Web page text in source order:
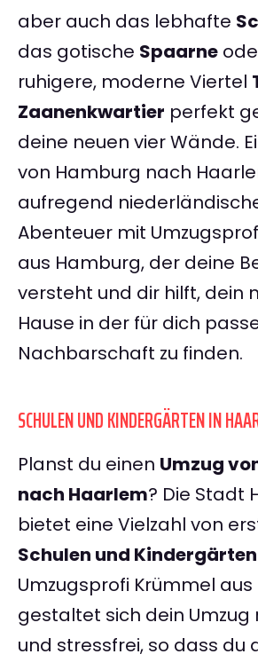
aber auch das lebhafte
das gotische Spaarne
ruhigere, moderne Viertel
Zaanenkwartier perfekt
deine neuen vier Wände.
von Hamburg nach
aufregend
Abenteuer mit
aus Hamburg, der deine
versteht und dir hilft, dein
Hause in der für dich
Nachbarschaft zu finden.
SCHULEN UND KINDERGÄRTEN IN
Planst du einen Umzug
nach Haarlem? Die Stadt
bietet eine Vielzahl von
Schulen und Kindergärten
Umzugsprofi Krümmel
gestaltet sich dein Umzug
und stressfrei, so dass du